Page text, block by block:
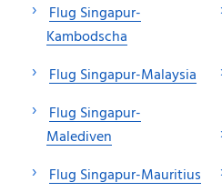
Flug Singapur-
Kambodscha
Flug Singapur-Malaysia
Flug Singapur-
Malediven
Flug Singapur-Mauritius